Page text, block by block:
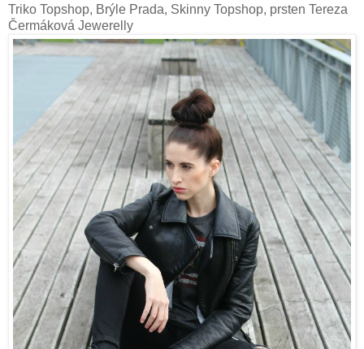
Triko Topshop, Brýle Prada, Skinny Topshop, prsten Tereza
Čermáková Jewerelly